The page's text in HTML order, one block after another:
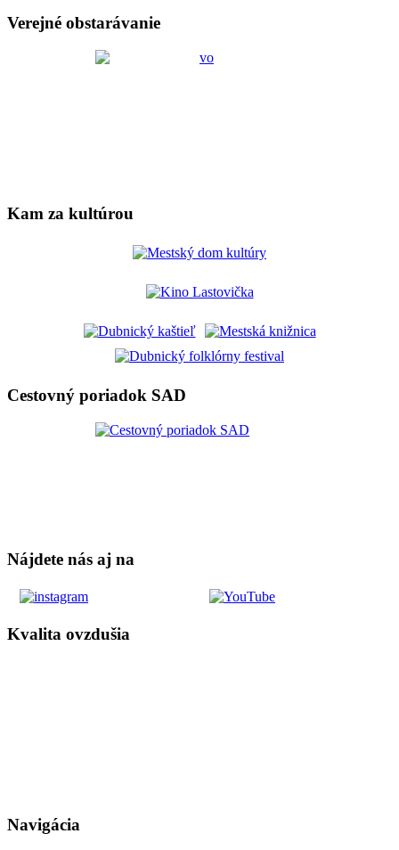
Verejné obstarávanie
Kam za kultúrou
Cestovný poriadok SAD
Nájdete nás aj na
Kvalita ovzdušia
Navigácia